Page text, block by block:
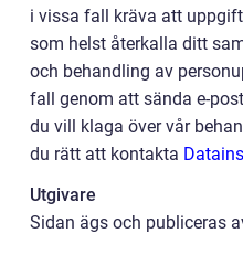
i vissa fall kräva att
som helst återkalla ditt
och behandling av
fall genom att sända e-
du vill klaga över vår
du rätt att kontakta
Utgivare
Sidan ägs och publiceras